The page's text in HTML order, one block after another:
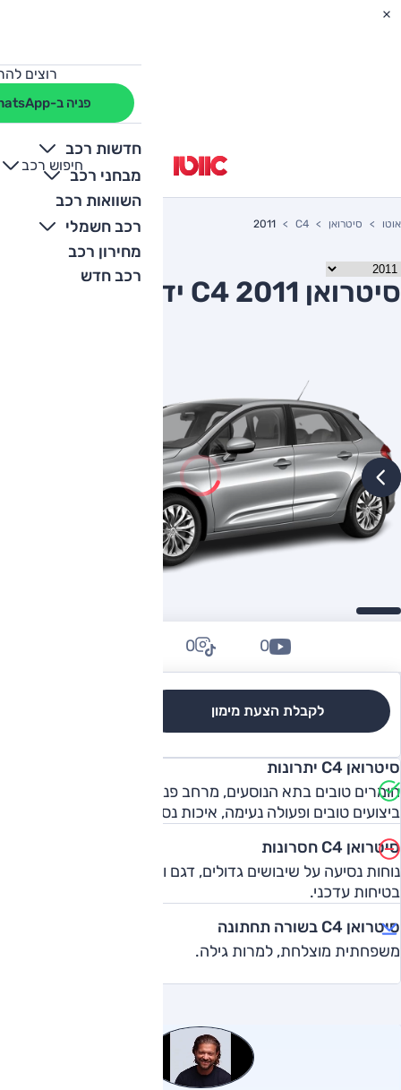
רוצים
פניה ב-WhatsApp
חדשות רכב
מבחני רכב
השוואות רכב
רכב חשמלי
מחירון רכב
רכב חדש
חיפוש רכב
+
-
אוטו סיטרואן C4
2011
סיטרואן C4 2011 יד שניה
לקבלת הצעת מימון
0
0
סיטרואן C4 יתרונות
חומרים טובים בתא הנוסעים, מרחב פנים מאחור, תא מטען יעיל,
ביצועים טובים ופעולה נעימה, איכות נסיעה טובה.
סיטרואן C4 חסרונות
נוחות נסיעה על שיבושים גדולים, דגם וותיק יחסית, ללא אבזור
בטיחות עדכני.
סיטרואן C4 בשורה תחתונה
משפחתית מוצלחת, למרות גילה.